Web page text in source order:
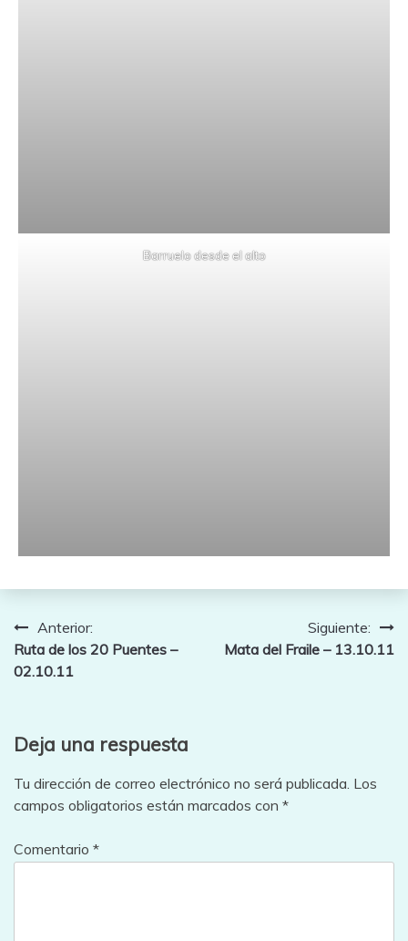
Barruelo desde el alto
Navegación
de
Anterior:
Ruta de los 20 Puentes –
02.10.11
Siguiente:
Mata del Fraile – 13.10.11
Deja una respuesta
Tu dirección de correo electrónico no será publicada. Los
campos obligatorios están marcados con *
Comentario *